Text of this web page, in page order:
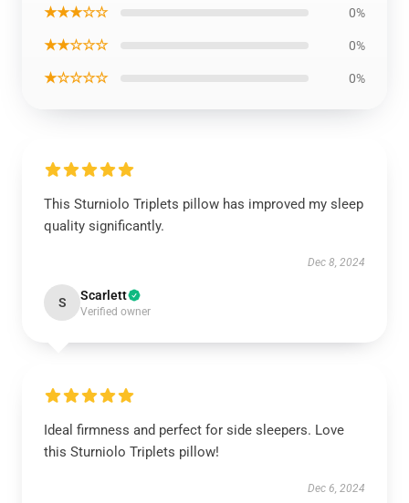
★★★☆☆ 0%
★★☆☆☆ 0%
★☆☆☆☆ 0%
This Sturniolo Triplets pillow has improved my sleep
quality significantly.
Dec 8, 2024
S Scarlett
Verified owner
Ideal firmness and perfect for side sleepers. Love
this Sturniolo Triplets pillow!
Dec 6, 2024